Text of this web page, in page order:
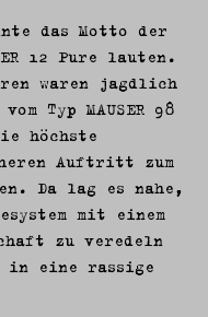
das Motto der
12 Pure lauten.
waren jagdlich
Typ MAUSER 98
höchste
Auftritt zum
Da lag es nahe,
mit einem
zu veredeln
in eine rassige